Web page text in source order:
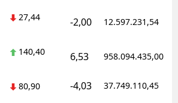
27,44 -2,00 12.597.231,54
140,40 6,53 958.094.435,00
80,90 -4,03 37.749.110,45